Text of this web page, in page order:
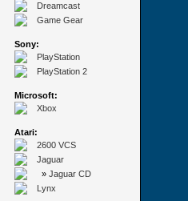
Dreamcast
Game Gear
Sony:
PlayStation
PlayStation 2
Microsoft:
Xbox
Atari:
2600 VCS
Jaguar
» Jaguar CD
Lynx